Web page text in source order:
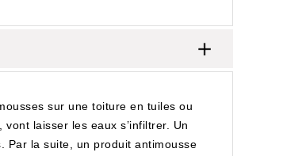
sur une toiture en tuiles ou
laisser les eaux s’infiltrer. Un
Par la suite, un produit antimousse